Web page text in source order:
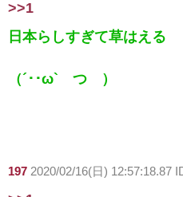
>>1
日本らしすぎて草はえる
（´･･ω` つ ）
197 2020/02/16(日) 12:57:18.87